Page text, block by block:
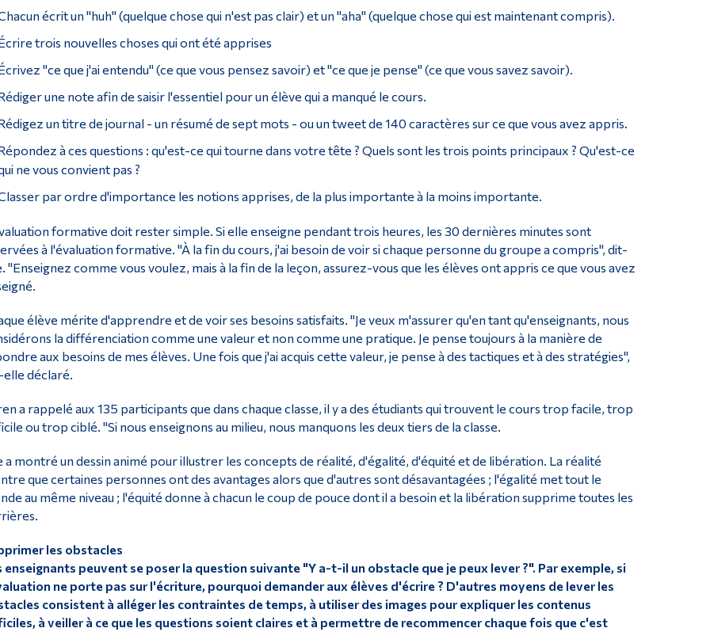
écrit un "huh" (quelque chose qui n'est pas clair) et un "aha" (quelque chose qui est maintenant compris).
trois nouvelles choses qui ont été apprises
"ce que j'ai entendu" (ce que vous pensez savoir) et "ce que je pense" (ce que vous savez savoir).
une note afin de saisir l'essentiel pour un élève qui a manqué le cours.
un titre de journal - un résumé de sept mots - ou un tweet de 140 caractères sur ce que vous avez appris.
à ces questions : qu'est-ce qui tourne dans votre tête ? Quels sont les trois points principaux ? Qu'est-ce
ne vous convient pas ?
par ordre d'importance les notions apprises, de la plus importante à la moins importante.
formative doit rester simple. Si elle enseigne pendant trois heures, les 30 dernières minutes sont
à l'évaluation formative. "À la fin du cours, j'ai besoin de voir si chaque personne du groupe a compris", dit-
"Enseignez comme vous voulez, mais à la fin de la leçon, assurez-vous que les élèves ont appris ce que vous avez
élève mérite d'apprendre et de voir ses besoins satisfaits. "Je veux m'assurer qu'en tant qu'enseignants, nous
la différenciation comme une valeur et non comme une pratique. Je pense toujours à la manière de
aux besoins de mes élèves. Une fois que j'ai acquis cette valeur, je pense à des tactiques et à des stratégies",
déclaré.
a rappelé aux 135 participants que dans chaque classe, il y a des étudiants qui trouvent le cours trop facile, trop
ou trop ciblé. "Si nous enseignons au milieu, nous manquons les deux tiers de la classe.
a montré un dessin animé pour illustrer les concepts de réalité, d'égalité, d'équité et de libération. La réalité
que certaines personnes ont des avantages alors que d'autres sont désavantagées ; l'égalité met tout le
au même niveau ; l'équité donne à chacun le coup de pouce dont il a besoin et la libération supprime toutes les
les obstacles
enseignants peuvent se poser la question suivante "Y a-t-il un obstacle que je peux lever ?". Par exemple, si
ne porte pas sur l'écriture, pourquoi demander aux élèves d'écrire ? D'autres moyens de lever les
consistent à alléger les contraintes de temps, à utiliser des images pour expliquer les contenus
à veiller à ce que les questions soient claires et à permettre de recommencer chaque fois que c'est